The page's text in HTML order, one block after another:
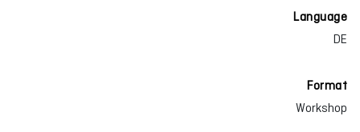
Language
DE
Format
Workshop